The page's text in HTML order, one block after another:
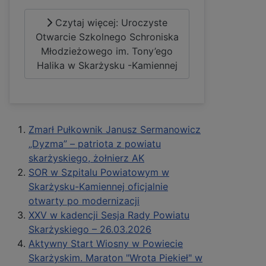
Czytaj więcej: Uroczyste
Otwarcie Szkolnego Schroniska
Młodzieżowego im. Tony’ego
Halika w Skarżysku -Kamiennej
Zmarł Pułkownik Janusz Sermanowicz
„Dyzma” – patriota z powiatu
skarżyskiego, żołnierz AK
SOR w Szpitalu Powiatowym w
Skarżysku-Kamiennej oficjalnie
otwarty po modernizacji
XXV w kadencji Sesja Rady Powiatu
Skarżyskiego – 26.03.2026
Aktywny Start Wiosny w Powiecie
Skarżyskim. Maraton "Wrota Piekieł" w